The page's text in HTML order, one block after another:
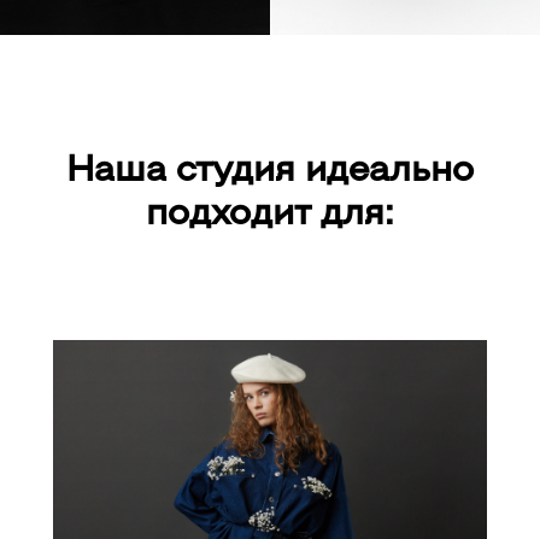
Наша студия идеально
подходит для: